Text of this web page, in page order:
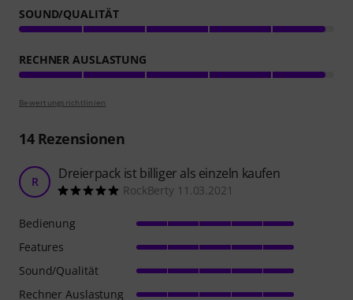
SOUND/QUALITÄT
RECHNER AUSLASTUNG
Bewertungsrichtlinien
14Rezensionen
R Dreierpack ist billiger als einzeln kaufen
RockBerty 11.03.2021
Bedienung
Features
Sound/Qualität
Rechner Auslastung